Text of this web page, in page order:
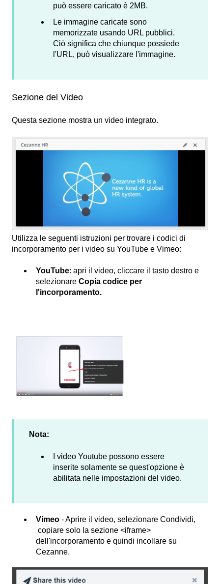
può essere caricato è 2MB.
Le immagine caricate sono
memorizzate usando URL pubblici.
Ciò significa che chiunque possiede
l'URL, può visualizzare l'immagine.
Sezione del Video
Questa sezione mostra un video integrato.
Utilizza le seguenti istruzioni per trovare i codici di
incorporamento per i video su YouTube e Vimeo:
YouTube: apri il video, cliccare il tasto destro e
selezionare Copia codice per
l'incorporamento.
Nota:
I video Youtube possono essere
inserite solamente se quest'opzione è
abilitata nelle impostazioni del video.
Vimeo - Aprire il video, selezionare Condividi,
copiare solo la sezione <iframe>
dell'incorporamento e quindi incollare su
Cezanne.